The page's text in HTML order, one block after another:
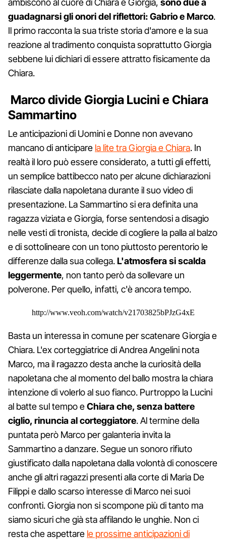
ambiscono al cuore di Chiara e Giorgia, sono due a
guadagnarsi gli onori del riflettori: Gabrio e Marco.
Il primo racconta la sua triste storia d'amore e la sua
reazione al tradimento conquista soprattutto Giorgia
sebbene lui dichiari di essere attratto fisicamente da
Chiara.
Marco divide Giorgia Lucini e Chiara
Sammartino
Le anticipazioni di Uomini e Donne non avevano
mancano di anticipare la lite tra Giorgia e Chiara. In
realtà il loro può essere considerato, a tutti gli effetti,
un semplice battibecco nato per alcune dichiarazioni
rilasciate dalla napoletana durante il suo video di
presentazione. La Sammartino si era definita una
ragazza viziata e Giorgia, forse sentendosi a disagio
nelle vesti di tronista, decide di cogliere la palla al balzo
e di sottolineare con un tono piuttosto perentorio le
differenze dalla sua collega.L'atmosfera si scalda
leggermente, non tanto però da sollevare un
polverone. Per quello, infatti, c'è ancora tempo.
http://www.veoh.com/watch/v21703825bPJzG4xE
Basta un interessa in comune per scatenare Giorgia e
Chiara. L'ex corteggiatrice di Andrea Angelini nota
Marco, ma il ragazzo desta anche la curiosità della
napoletana che al momento del ballo mostra la chiara
intenzione di volerlo al suo fianco. Purtroppo la Lucini
al batte sul tempo eChiara che, senza battere
ciglio, rinuncia al corteggiatore. Al termine della
puntata però Marco per galanteria invita la
Sammartino a danzare. Segue un sonoro rifiuto
giustificato dalla napoletana dalla volontà di conoscere
anche gli altri ragazzi presenti alla corte di Maria De
Filippi e dallo scarso interesse di Marco nei suoi
confronti. Giorgia non si scompone più di tanto ma
siamo sicuri che già sta affilando le unghie. Non ci
resta che aspettare le prossime anticipazioni di